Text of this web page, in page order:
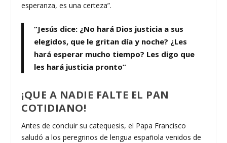
esperanza, es una certeza”.
“Jesús dice: ¿No hará Dios justicia a sus
elegidos, que le gritan día y noche? ¿Les
hará esperar mucho tiempo? Les digo que
les hará justicia pronto”
¡QUE A NADIE FALTE EL PAN
COTIDIANO!
Antes de concluir su catequesis, el Papa Francisco
saludó a los peregrinos de lengua española venidos de